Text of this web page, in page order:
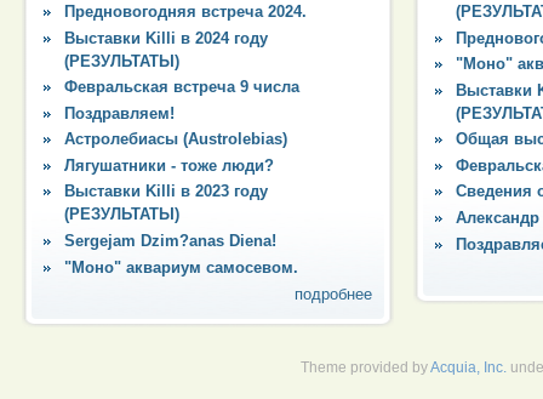
Предновогодняя встреча 2024.
Выставки Killi в 2024 году
(РЕЗУЛЬТАТЫ)
Февральская встреча 9 числа
Поздравляем!
Астролебиасы (Austrolebias)
Лягушатники - тоже люди?
Выставки Killi в 2023 году
(РЕЗУЛЬТАТЫ)
Sergejam Dzim?anas Diena!
"Моно" аквариум самосевом.
подробнее
"Моно"
Выставки
Общая
Сведения
Theme provided byAcquia, Inc.